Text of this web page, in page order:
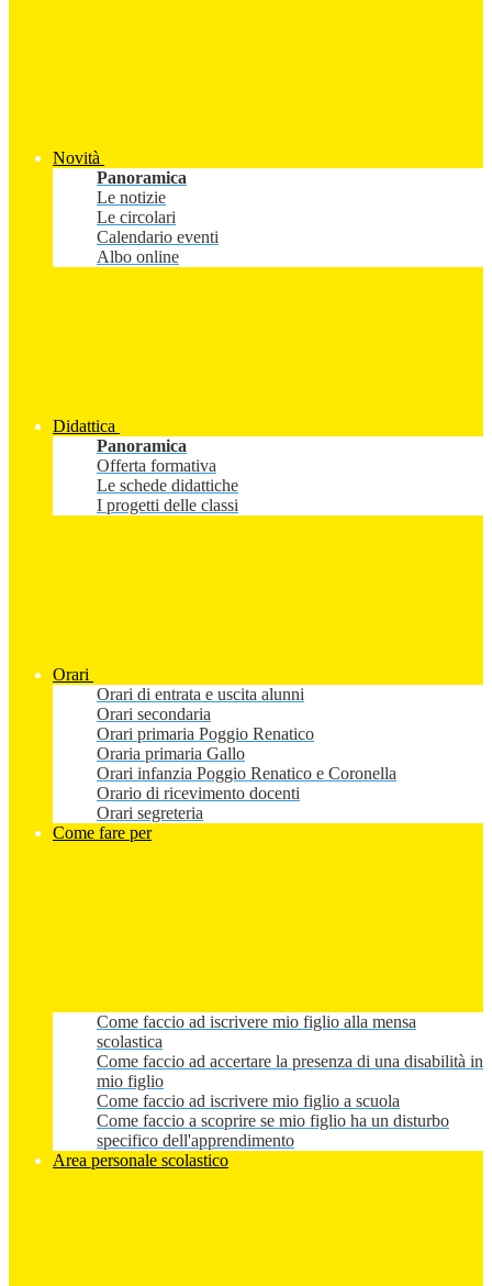
Novità
Panoramica
Le notizie
Le circolari
Calendario eventi
Albo online
Didattica
Panoramica
Offerta formativa
Le schede didattiche
I progetti delle classi
Orari
Orari di entrata e uscita alunni
Orari secondaria
Orari primaria Poggio Renatico
Oraria primaria Gallo
Orari infanzia Poggio Renatico e Coronella
Orario di ricevimento docenti
Orari segreteria
Come fare per
Come faccio ad iscrivere mio figlio alla mensa
scolastica
Come faccio ad accertare la presenza di una disabilità in
mio figlio
Come faccio ad iscrivere mio figlio a scuola
Come faccio a scoprire se mio figlio ha un disturbo
specifico dell'apprendimento
Area personale scolastico